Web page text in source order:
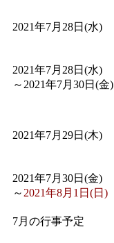
2021年7月28日(水)
2021年7月28日(水)
～ 2021年7月30日(金)
2021年7月29日(木)
2021年7月30日(金)
～ 2021年8月1日(日)
7月の行事予定